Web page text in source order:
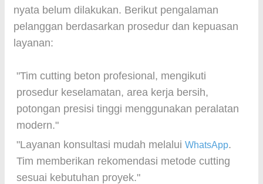
nyata belum dilakukan. Berikut pengalaman
pelanggan berdasarkan prosedur dan kepuasan
layanan:
"Tim cutting beton profesional, mengikuti
prosedur keselamatan, area kerja bersih,
potongan presisi tinggi menggunakan peralatan
modern."
"Layanan konsultasi mudah melalui WhatsApp.
Tim memberikan rekomendasi metode cutting
sesuai kebutuhan proyek."